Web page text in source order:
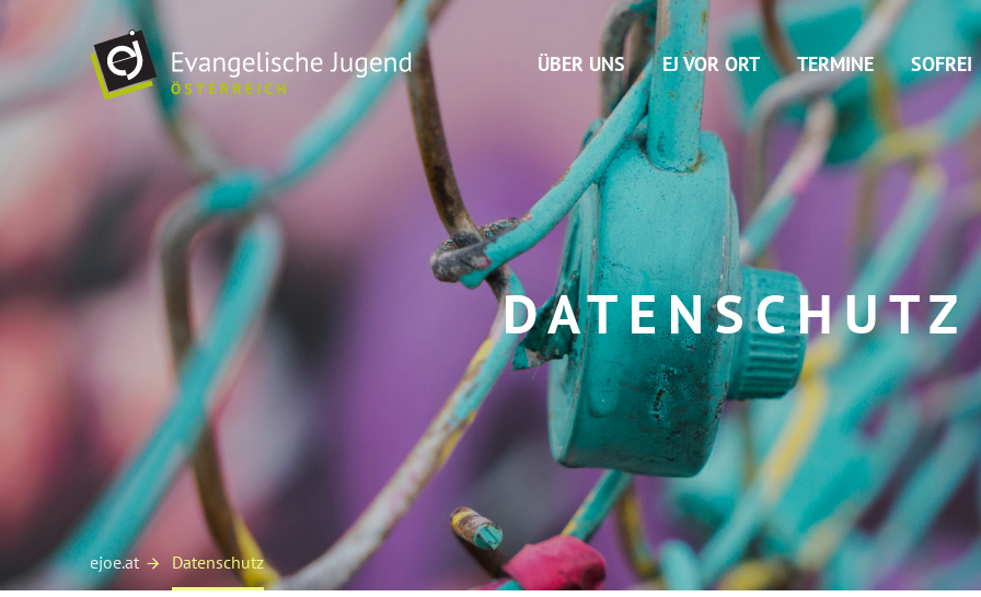
ÜBER UNS EJ VOR ORT TERMINE SOFREI
DATENSCHUTZ
ejoe.at Datenschutz